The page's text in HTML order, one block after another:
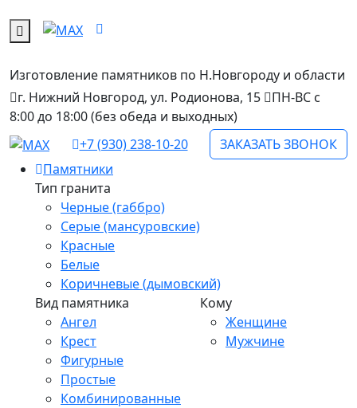
Изготовление памятников по Н.Новгороду и области
г. Нижний Новгород, ул. Родионова, 15
ПН-ВС с
8:00 до 18:00 (без обеда и выходных)
+7 (930) 238-10-20
ЗАКАЗАТЬ ЗВОНОК
Памятники
Тип гранита
Черные (габбро)
Серые (мансуровские)
Красные
Белые
Коричневые (дымовский)
Вид памятника
Ангел
Крест
Фигурные
Простые
Комбинированные
Кому
Женщине
Мужчине